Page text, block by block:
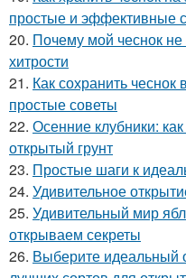
простые и эффективные
20. Почему мой чеснок
хитрости
21. Как сохранить чеснок
простые советы
22. Осенние клубники:
открытый грунт
23. Простые шаги к
24. Удивительное
25. Удивительный мир
открываем секреты
26. Выберите идеальный